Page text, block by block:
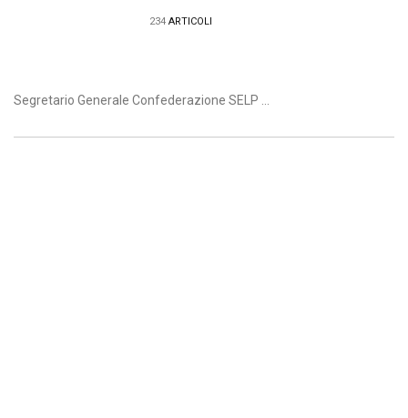
234 ARTICOLI
Segretario Generale Confederazione SELP ...